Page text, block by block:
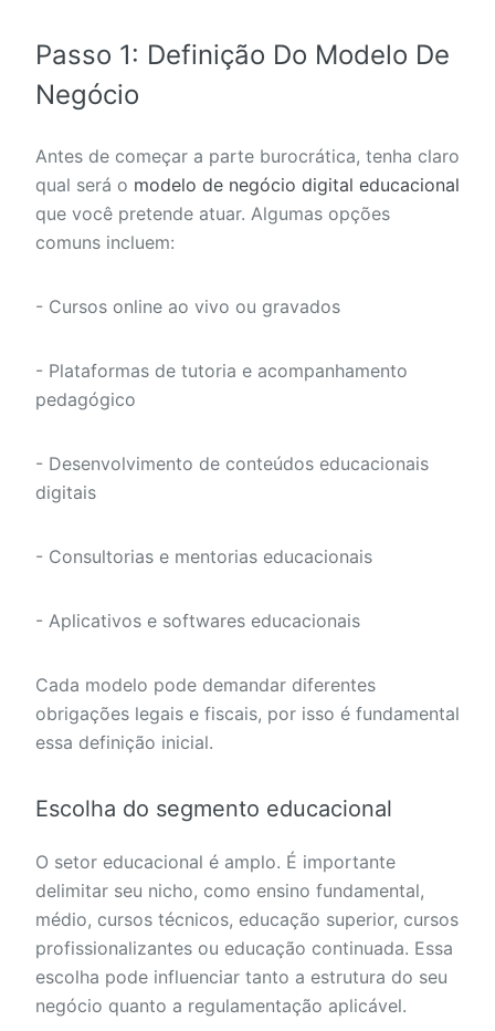
Passo 1: Definição Do Modelo De
Negócio
Antes de começar a parte burocrática, tenha claro
qual será o modelo de negócio digital educacional
que você pretende atuar. Algumas opções
comuns incluem:
- Cursos online ao vivo ou gravados
- Plataformas de tutoria e acompanhamento
pedagógico
- Desenvolvimento de conteúdos educacionais
digitais
- Consultorias e mentorias educacionais
- Aplicativos e softwares educacionais
Cada modelo pode demandar diferentes
obrigações legais e fiscais, por isso é fundamental
essa definição inicial.
Escolha do segmento educacional
O setor educacional é amplo. É importante
delimitar seu nicho, como ensino fundamental,
médio, cursos técnicos, educação superior, cursos
profissionalizantes ou educação continuada. Essa
escolha pode influenciar tanto a estrutura do seu
negócio quanto a regulamentação aplicável.